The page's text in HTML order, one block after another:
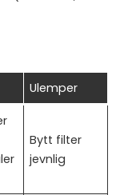
Ulemper
Bytt filter
jevnlig